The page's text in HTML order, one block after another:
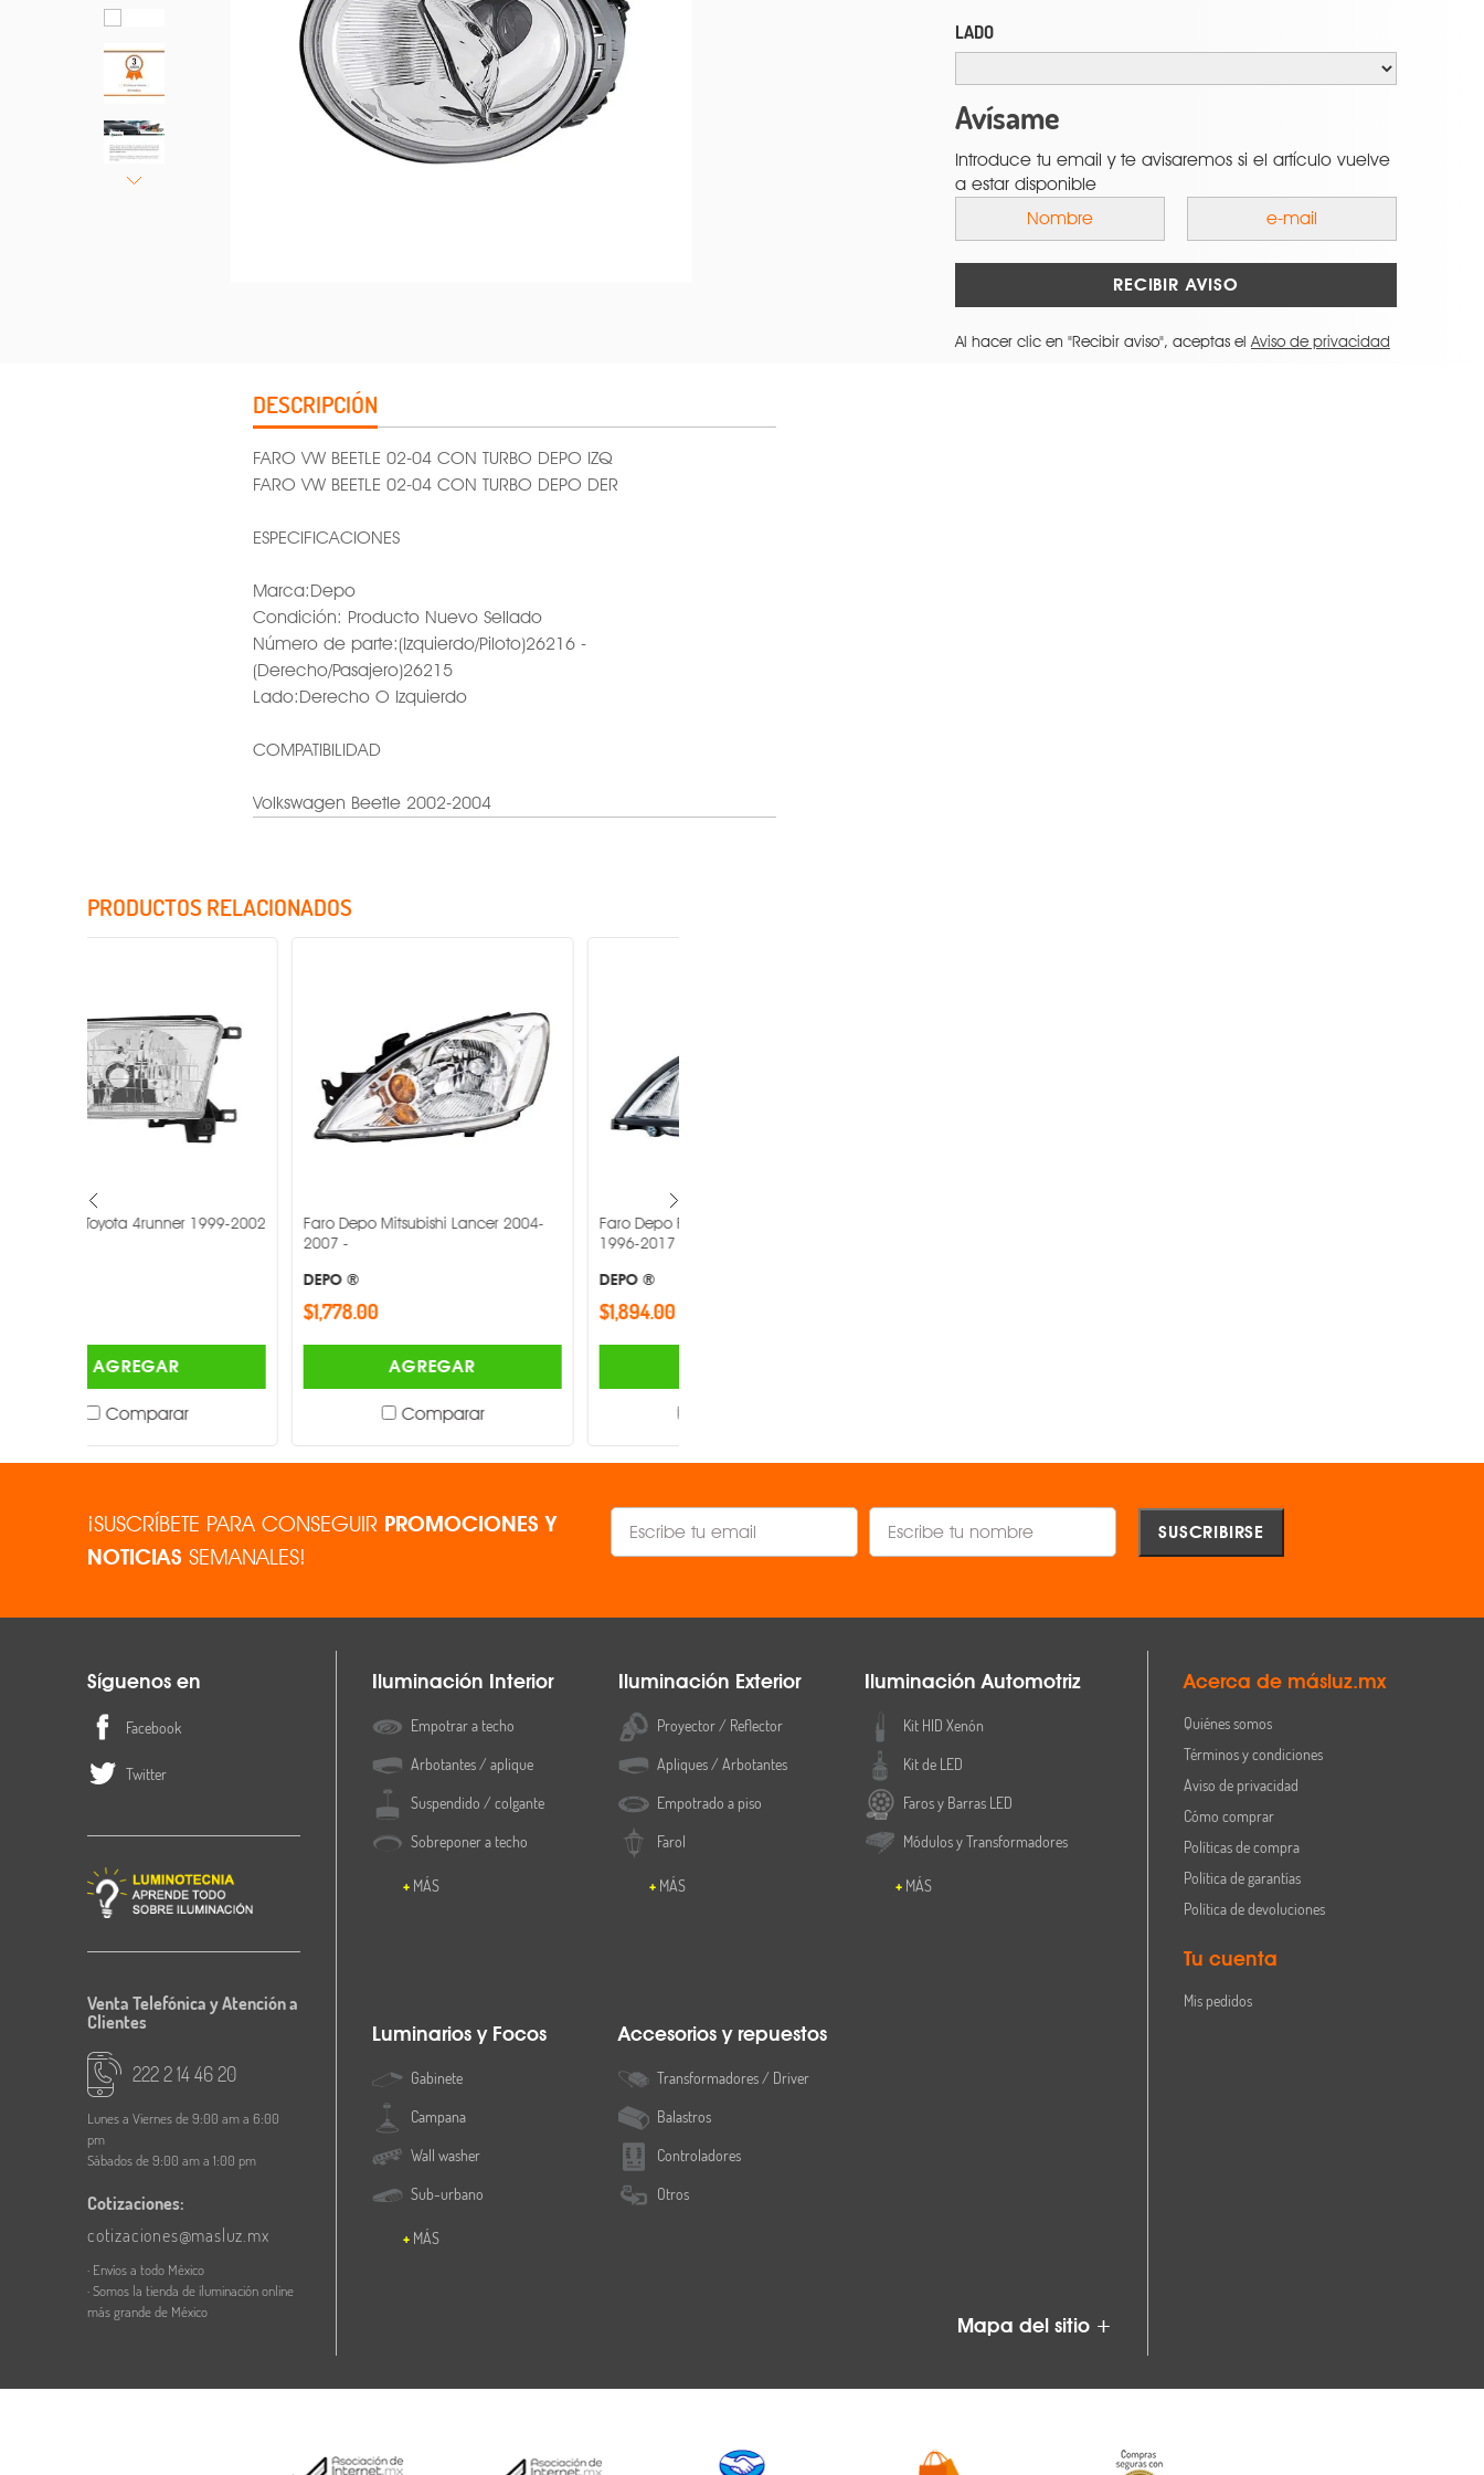
LADO
Avísame
Introduce tu email y te avisaremos si el artículo vuelve
a estar disponible
RECIBIR AVISO
Al hacer clic en "Recibir aviso", aceptas el Aviso de privacidad
DESCRIPCIÓN
FARO VW BEETLE 02-04 CON TURBO DEPO IZQ
FARO VW BEETLE 02-04 CON TURBO DEPO DER
ESPECIFICACIONES
Marca:Depo
Condición: Producto Nuevo Sellado
Número de parte:(Izquierdo/Piloto)26216 -
(Derecho/Pasajero)26215
Lado:Derecho O Izquierdo
COMPATIBILIDAD
Volkswagen Beetle 2002-2004
PRODUCTOS RELACIONADOS
Faro Depo Mitsubishi Lancer 2004-
Faro Depo Freightliner Columbia
¡SUSCRÍBETE PARA CONSEGUIR PROMOCIONES Y
NOTICIAS SEMANALES!
Síguenos en
Facebook
Twitter
Venta Telefónica y Atención a
Clientes
222 2 14 46 20
Lunes a Viernes de 9:00 am a 6:00
pm
Sábados de 9:00 am a 1:00 pm
Cotizaciones:
cotizaciones@masluz.mx
· Envíos a todo México
· Somos la tienda de iluminación online
más grande de México
Iluminación Interior
Empotrar a techo
Arbotantes / aplique
Suspendido / colgante
Sobreponer a techo
MÁS
Iluminación Exterior
Proyector / Reflector
Apliques / Arbotantes
Empotrado a piso
Farol
MÁS
Iluminación Automotriz
Kit HID Xenón
Kit de LED
Faros y Barras LED
Módulos y Transformadores
MÁS
Luminarios y Focos
Gabinete
Campana
Wall washer
Sub-urbano
MÁS
Accesorios y repuestos
Transformadores / Driver
Balastros
Controladores
Otros
Mapa del sitio +
Acerca de másluz.mx
Quiénes somos
Términos y condiciones
Aviso de privacidad
Cómo comprar
Políticas de compra
Política de garantías
Política de devoluciones
Tu cuenta
Mis pedidos